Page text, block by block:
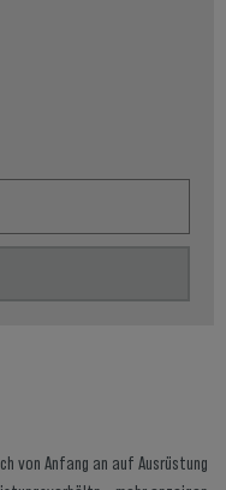
von Anfang an auf Ausrüstung